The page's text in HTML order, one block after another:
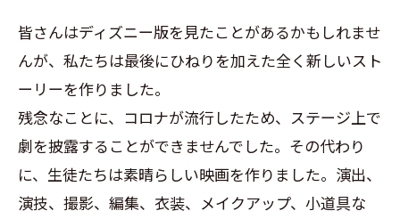
皆さんはディズニー版を見たことがあるかもしれませ
んが、私たちは最後にひねりを加えた全く新しいスト
ーリーを作りました。
残念なことに、コロナが流行したため、ステージ上で
劇を披露することができませんでした。その代わり
に、生徒たちは素晴らしい映画を作りました。演出、
演技、撮影、編集、衣装、メイクアップ、小道具な